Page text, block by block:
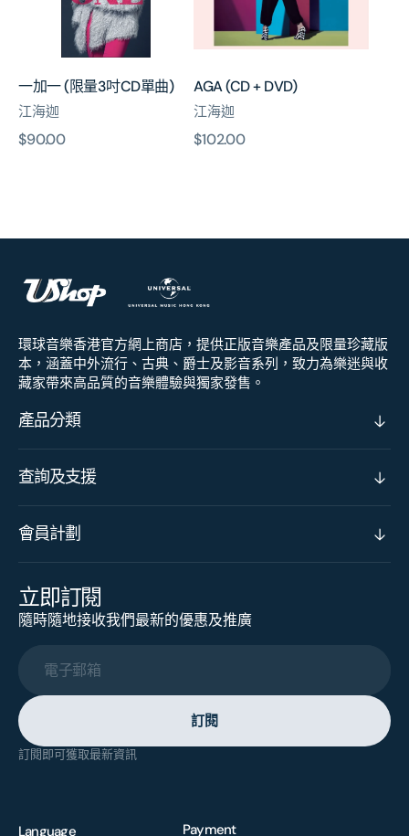
一加一 (限量3吋CD單曲)
江海迦
原
$90.00
AGA (CD + DVD)
江海迦
原
$102.00
環球音樂香港官方網上商店，提供正版音樂產品及限量珍藏版
本，涵蓋中外流行、古典、爵士及影音系列，致力為樂迷與收
藏家帶來高品質的音樂體驗與獨家發售。
產品分類
查詢及支援
會員計劃
立即訂閱
隨時隨地接收我們最新的優惠及推廣
電子郵箱
訂閱
訂閱即可獲取最新資訊
Language Payment